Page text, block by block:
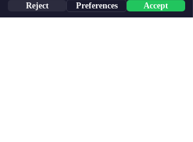
Reject Preferences Accept